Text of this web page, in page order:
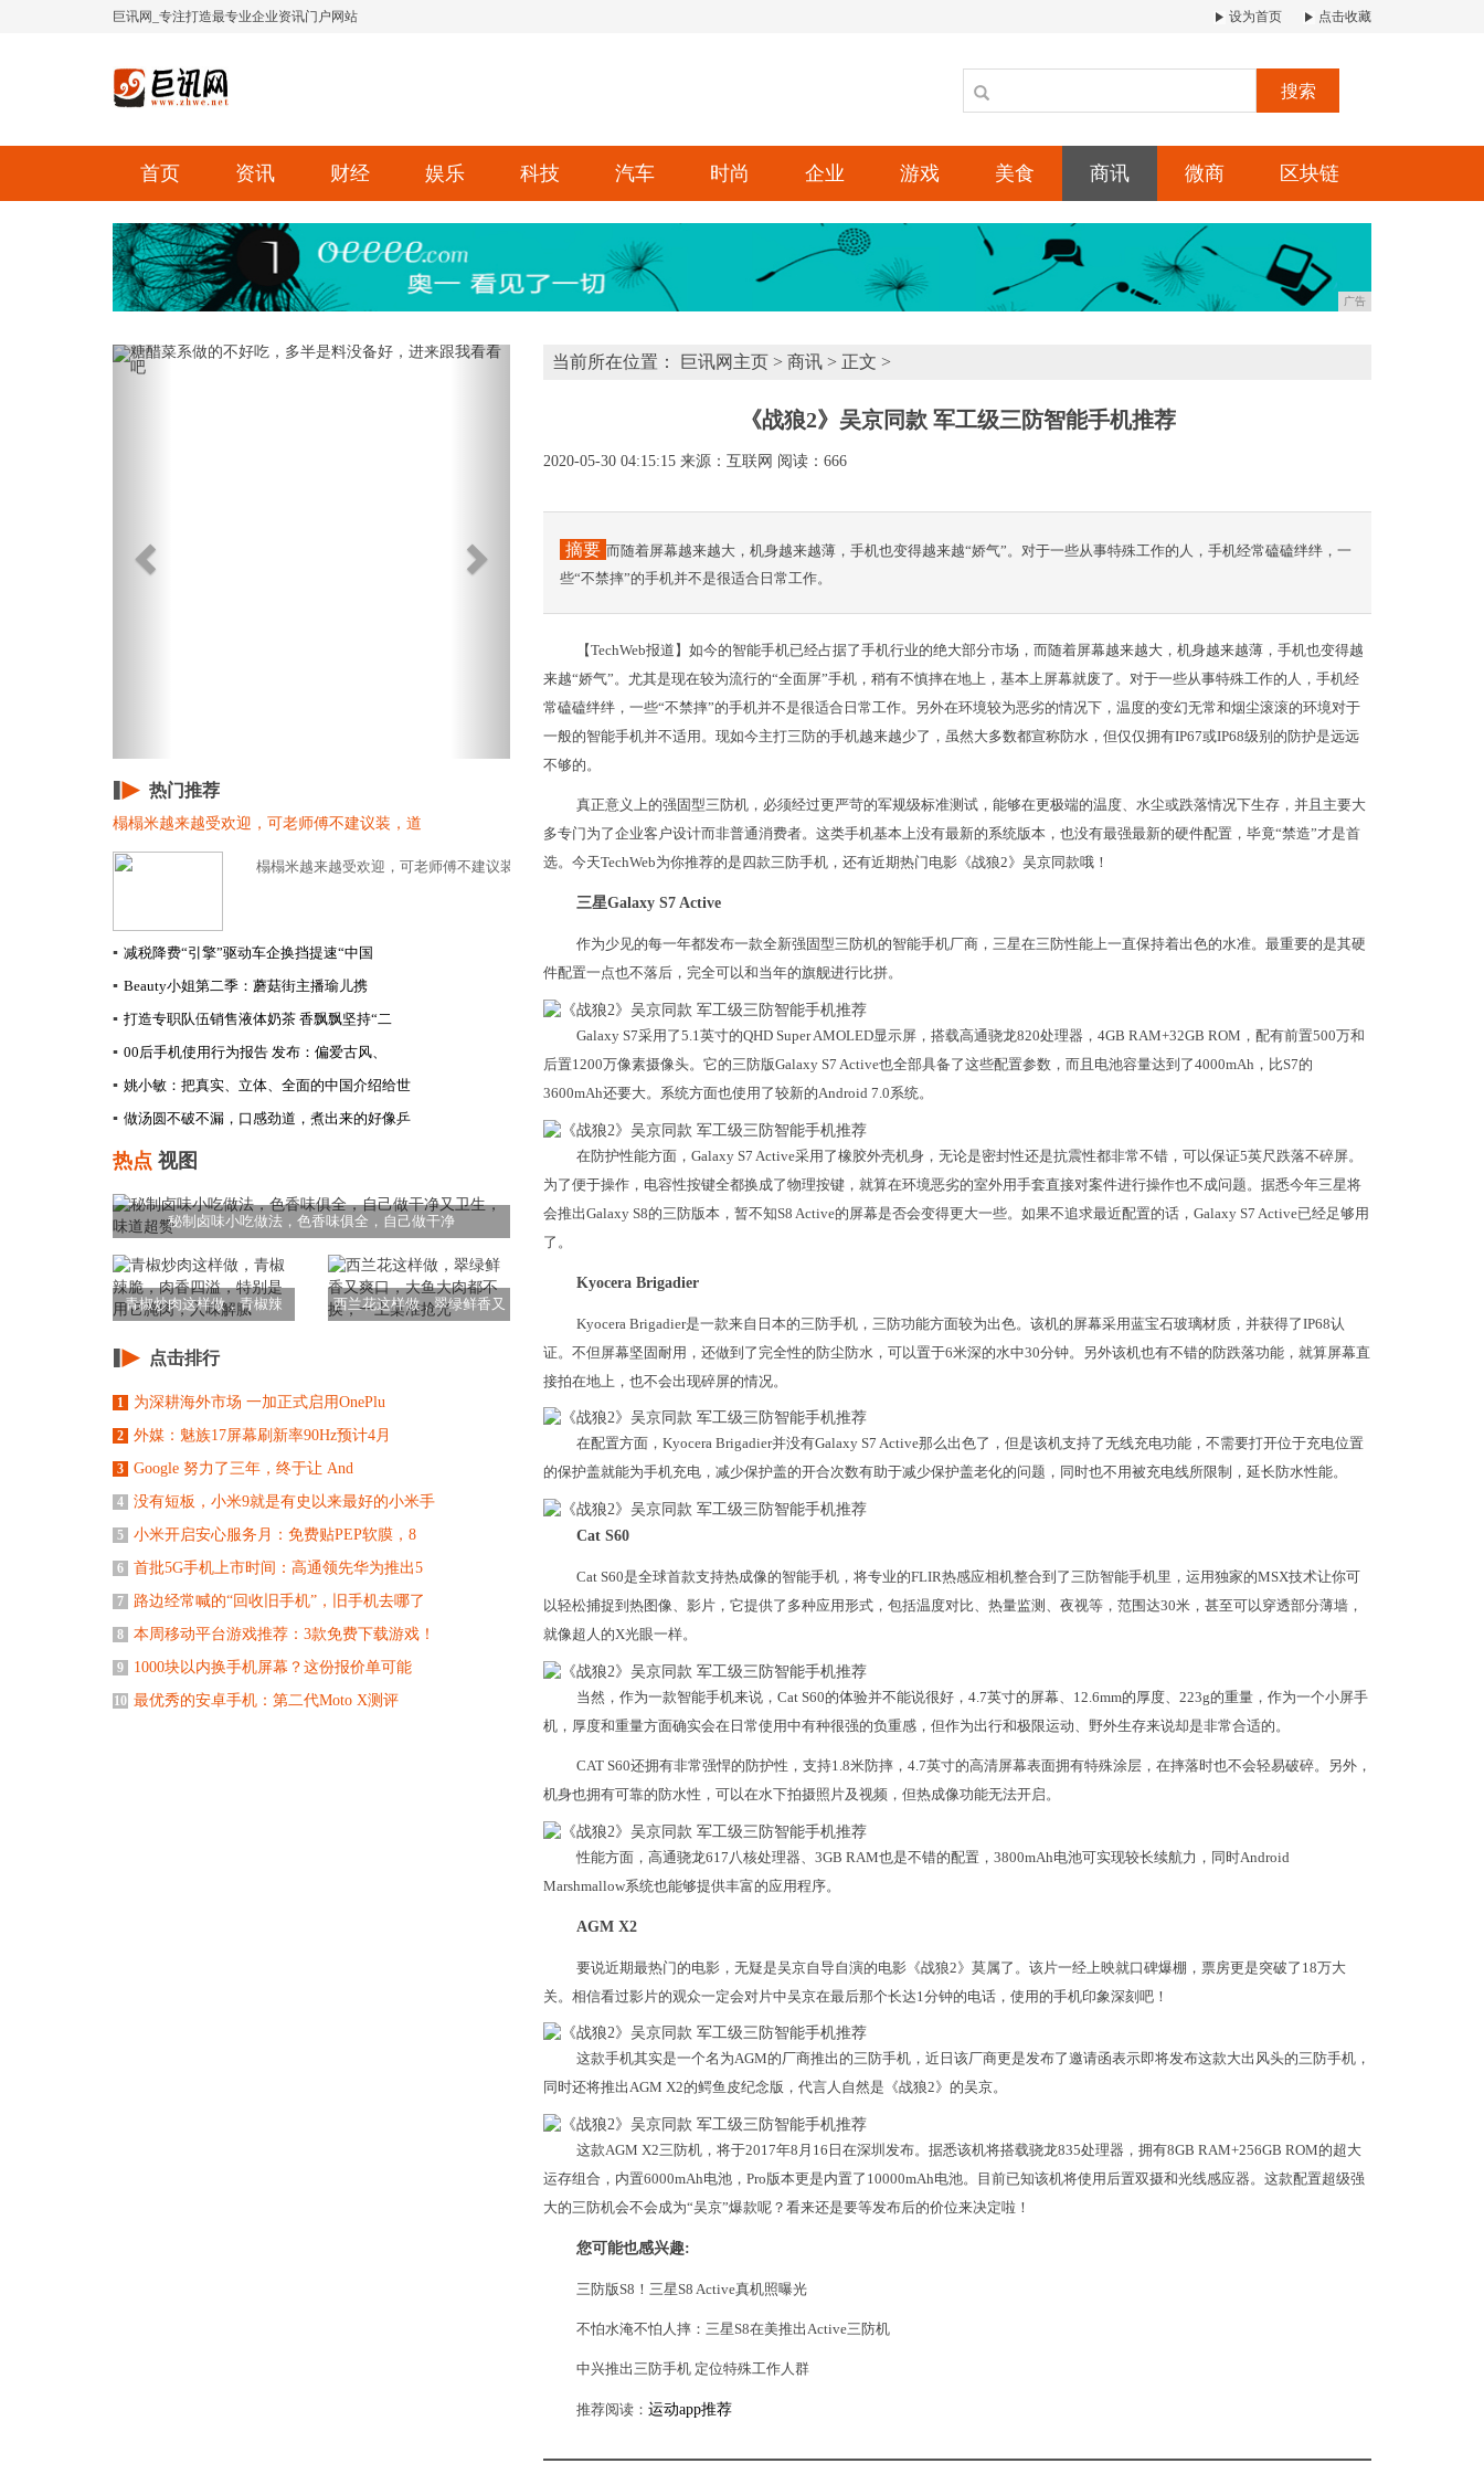
巨讯网_专注打造最专业企业资讯门户网站 设为首页 点击收藏
搜索
首页 资讯 财经 娱乐 科技 汽车 时尚 企业 游戏 美食 商讯 微商 区块链
广告
Previous Next
热门推荐
榻榻米越来越受欢迎，可老师傅不建议装，道
榻榻米越来越受欢迎，可老师傅不建议装，道出6大原因庆幸早知道榻榻米如今也是越...
▪ 减税降费“引擎”驱动车企换挡提速​“中国
▪ Beauty小姐第二季：蘑菇街主播瑜儿携
▪ 打造专职队伍销售液体奶茶 香飘飘坚持“二
▪ 00后手机使用行为报告 发布：偏爱古风、
▪ 姚小敏：把真实、立体、全面的中国介绍给世
▪ 做汤圆不破不漏，口感劲道，煮出来的好像乒
热点 视图
秘制卤味小吃做法，色香味俱全，自己做干净
青椒炒肉这样做，青椒辣
西兰花这样做，翠绿鲜香又
点击排行
1 为深耕海外市场 一加正式启用OnePlu
2 外媒：魅族17屏幕刷新率90Hz预计4月
3 Google 努力了三年，终于让 And
4 没有短板，小米9就是有史以来最好的小米手
5 小米开启安心服务月：免费贴PEP软膜，8
6 首批5G手机上市时间：高通领先华为推出5
7 路边经常喊的“回收旧手机”，旧手机去哪了
8 本周移动平台游戏推荐：3款免费下载游戏！
9 1000块以内换手机屏幕？这份报价单可能
10 最优秀的安卓手机：第二代Moto X测评
当前所在位置： 巨讯网主页 > 商讯 > 正文 >
《战狼2》吴京同款 军工级三防智能手机推荐
2020-05-30 04:15:15 来源：互联网 阅读：666
摘要 而随着屏幕越来越大，机身越来越薄，手机也变得越来越“娇气”。对于一些从事特殊工作的人，手机经常磕磕绊绊，一
些“不禁摔”的手机并不是很适合日常工作。
【TechWeb报道】如今的智能手机已经占据了手机行业的绝大部分市场，而随着屏幕越来越大，机身越来越薄，手机也变得越
来越“娇气”。尤其是现在较为流行的“全面屏”手机，稍有不慎摔在地上，基本上屏幕就废了。对于一些从事特殊工作的人，手机经
常磕磕绊绊，一些“不禁摔”的手机并不是很适合日常工作。另外在环境较为恶劣的情况下，温度的变幻无常和烟尘滚滚的环境对于
一般的智能手机并不适用。现如今主打三防的手机越来越少了，虽然大多数都宣称防水，但仅仅拥有IP67或IP68级别的防护是远远
不够的。
真正意义上的强固型三防机，必须经过更严苛的军规级标准测试，能够在更极端的温度、水尘或跌落情况下生存，并且主要大
多专门为了企业客户设计而非普通消费者。这类手机基本上没有最新的系统版本，也没有最强最新的硬件配置，毕竟“禁造”才是首
选。今天TechWeb为你推荐的是四款三防手机，还有近期热门电影《战狼2》吴京同款哦！
三星Galaxy S7 Active
作为少见的每一年都发布一款全新强固型三防机的智能手机厂商，三星在三防性能上一直保持着出色的水准。最重要的是其硬
件配置一点也不落后，完全可以和当年的旗舰进行比拼。
Galaxy S7采用了5.1英寸的QHD Super AMOLED显示屏，搭载高通骁龙820处理器，4GB RAM+32GB ROM，配有前置500万和
后置1200万像素摄像头。它的三防版Galaxy S7 Active也全部具备了这些配置参数，而且电池容量达到了4000mAh，比S7的
3600mAh还要大。系统方面也使用了较新的Android 7.0系统。
在防护性能方面，Galaxy S7 Active采用了橡胶外壳机身，无论是密封性还是抗震性都非常不错，可以保证5英尺跌落不碎屏。
为了便于操作，电容性按键全都换成了物理按键，就算在环境恶劣的室外用手套直接对案件进行操作也不成问题。据悉今年三星将
会推出Galaxy S8的三防版本，暂不知S8 Active的屏幕是否会变得更大一些。如果不追求最近配置的话，Galaxy S7 Active已经足够用
了。
Kyocera Brigadier
Kyocera Brigadier是一款来自日本的三防手机，三防功能方面较为出色。该机的屏幕采用蓝宝石玻璃材质，并获得了IP68认
证。不但屏幕坚固耐用，还做到了完全性的防尘防水，可以置于6米深的水中30分钟。另外该机也有不错的防跌落功能，就算屏幕直
接拍在地上，也不会出现碎屏的情况。
在配置方面，Kyocera Brigadier并没有Galaxy S7 Active那么出色了，但是该机支持了无线充电功能，不需要打开位于充电位置
的保护盖就能为手机充电，减少保护盖的开合次数有助于减少保护盖老化的问题，同时也不用被充电线所限制，延长防水性能。
Cat S60
Cat S60是全球首款支持热成像的智能手机，将专业的FLIR热感应相机整合到了三防智能手机里，运用独家的MSX技术让你可
以轻松捕捉到热图像、影片，它提供了多种应用形式，包括温度对比、热量监测、夜视等，范围达30米，甚至可以穿透部分薄墙，
就像超人的X光眼一样。
当然，作为一款智能手机来说，Cat S60的体验并不能说很好，4.7英寸的屏幕、12.6mm的厚度、223g的重量，作为一个小屏手
机，厚度和重量方面确实会在日常使用中有种很强的负重感，但作为出行和极限运动、野外生存来说却是非常合适的。
CAT S60还拥有非常强悍的防护性，支持1.8米防摔，4.7英寸的高清屏幕表面拥有特殊涂层，在摔落时也不会轻易破碎。另外，
机身也拥有可靠的防水性，可以在水下拍摄照片及视频，但热成像功能无法开启。
性能方面，高通骁龙617八核处理器、3GB RAM也是不错的配置，3800mAh电池可实现较长续航力，同时Android
Marshmallow系统也能够提供丰富的应用程序。
AGM X2
要说近期最热门的电影，无疑是吴京自导自演的电影《战狼2》莫属了。该片一经上映就口碑爆棚，票房更是突破了18万大
关。相信看过影片的观众一定会对片中吴京在最后那个长达1分钟的电话，使用的手机印象深刻吧！
这款手机其实是一个名为AGM的厂商推出的三防手机，近日该厂商更是发布了邀请函表示即将发布这款大出风头的三防手机，
同时还将推出AGM X2的鳄鱼皮纪念版，代言人自然是《战狼2》的吴京。
这款AGM X2三防机，将于2017年8月16日在深圳发布。据悉该机将搭载骁龙835处理器，拥有8GB RAM+256GB ROM的超大
运存组合，内置6000mAh电池，Pro版本更是内置了10000mAh电池。目前已知该机将使用后置双摄和光线感应器。这款配置超级强
大的三防机会不会成为“吴京”爆款呢？看来还是要等发布后的价位来决定啦！
您可能也感兴趣:
三防版S8！三星S8 Active真机照曝光
不怕水淹不怕人摔：三星S8在美推出Active三防机
中兴推出三防手机 定位特殊工作人群
推荐阅读： 运动app推荐